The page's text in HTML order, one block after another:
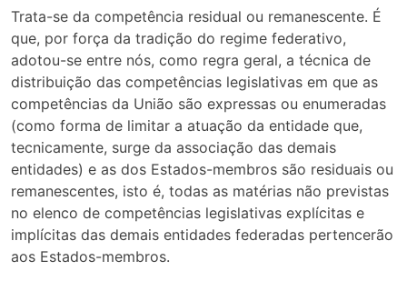
Trata-se da competência residual ou remanescente. É
que, por força da tradição do regime federativo,
adotou-se entre nós, como regra geral, a técnica de
distribuição das competências legislativas em que as
competências da União são expressas ou enumeradas
(como forma de limitar a atuação da entidade que,
tecnicamente, surge da associação das demais
entidades) e as dos Estados-membros são residuais ou
remanescentes, isto é, todas as matérias não previstas
no elenco de competências legislativas explícitas e
implícitas das demais entidades federadas pertencerão
aos Estados-membros.